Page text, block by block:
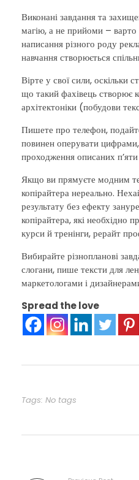
Виконані завдання та
магію, а не прийоми – варто
написання різного роду
навчання створюється
Вірте у свої сили, оскільки
що такий фахівець створює
архітектоніки (побудови
Пишете про телефон,
повинен оперувати
проходження описаних
Якщо ви прямуєте модним
копірайтера нереально.
результату без ефекту
копірайтера, які необхідно
курси й тренінги, рерайт
Вибирайте різнопланові
слогани, пише тексти для
маркетологами і
Spread the love
Tags: No tags